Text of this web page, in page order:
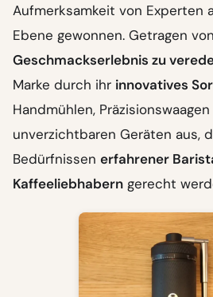
Aufmerksamkeit von Experten
Ebene gewonnen. Getragen
Geschmackserlebnis zu
Marke durch ihr innovatives
Handmühlen,
unverzichtbaren Geräten aus,
Bedürfnissen erfahrener
Kaffeeliebhabern gerecht